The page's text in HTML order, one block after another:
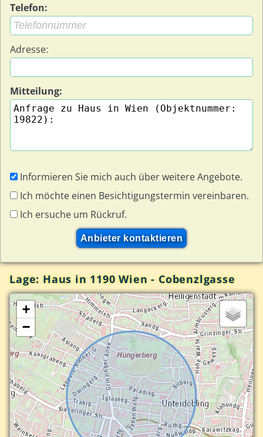
Telefon:
Adresse:
Mitteilung:
Informieren Sie mich auch über weitere Angebote.
Ich möchte einen Besichtigungstermin vereinbaren.
Ich ersuche um Rückruf.
Lage: Haus in 1190 Wien - Cobenzlgasse
+
−